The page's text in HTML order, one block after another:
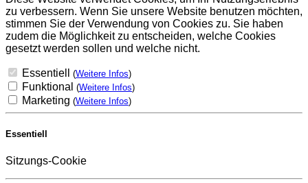
zu verbessern. Wenn Sie unsere Website benutzen möchten,
stimmen Sie der Verwendung von Cookies zu. Sie haben
zudem die Möglichkeit zu entscheiden, welche Cookies
gesetzt werden sollen und welche nicht.
Essentiell (Weitere Infos)
Funktional (Weitere Infos)
Marketing (Weitere Infos)
Essentiell
Sitzungs-Cookie